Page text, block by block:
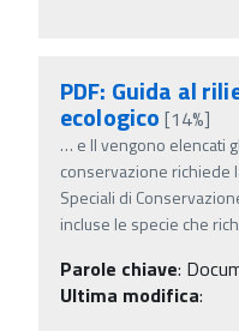
PDF: Guida al
ecologico [14%]
… e II vengono elencati
conservazione
Speciali di
incluse le specie che
Parole chiave:
Ultima modifica: